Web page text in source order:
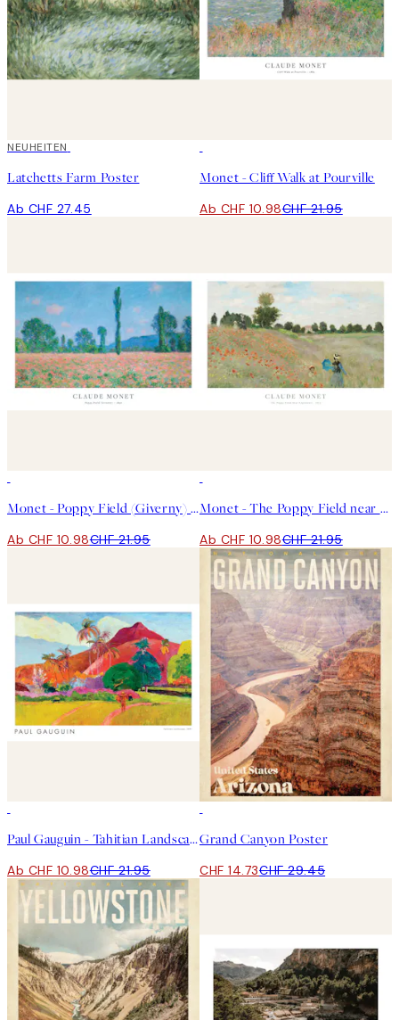
NEUHEITEN
Latchetts Farm Poster
Ab CHF 27.45
Monet - Cliff Walk at Pourville
Ab CHF 10.98CHF 21.95
Monet - Poppy Field (Giverny) Poster
Ab CHF 10.98CHF 21.95
Monet - The Poppy Field near Argenteuil Poster
Ab CHF 10.98CHF 21.95
Paul Gauguin - Tahitian Landscape Poster
Ab CHF 10.98CHF 21.95
Grand Canyon Poster
CHF 14.73CHF 29.45